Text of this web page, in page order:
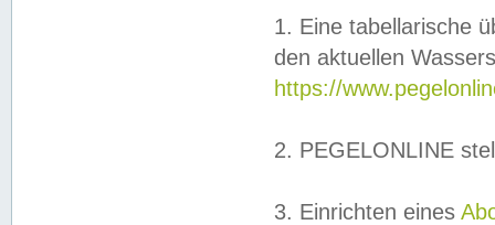
1. Eine tabellarische
den aktuellen
https://
2. PEGELONLINE
3. Einrichten eines